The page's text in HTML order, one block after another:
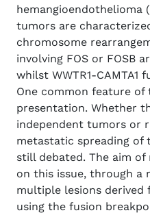
hemangioendothelioma
tumors are
chromosome
involving FOS or FOSB
whilst WWTR1-CAMTA1
One common feature
presentation. Whether
independent tumors or
metastatic spreading of
still debated. The aim
on this issue, through a
multiple lesions derived
using the fusion